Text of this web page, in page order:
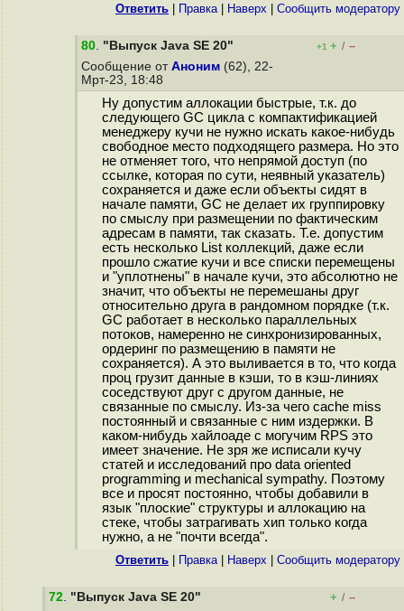
Ответить Правка| Наверх Cообщить модератору
80. "Выпуск Java SE 20" +1 + / –
Сообщение от Аноним (62), 22-
Мрт-23, 18:48
Ну допустим аллокации быстрые, т.к. до
следующего GC цикла с компактификацией
менеджеру кучи не нужно искать какое-нибудь
свободное место подходящего размера. Но это
не отменяет того, что непрямой доступ (по
ссылке, которая по сути, неявный указатель)
сохраняется и даже если объекты сидят в
начале памяти, GC не делает их группировку
по смыслу при размещении по фактическим
адресам в памяти, так сказать. Т.е. допустим
есть несколько List коллекций, даже если
прошло сжатие кучи и все списки перемещены
и "уплотнены" в начале кучи, это абсолютно не
значит, что объекты не перемешаны друг
относительно друга в рандомном порядке (т.к.
GC работает в несколько параллельных
потоков, намеренно не синхронизированных,
ордеринг по размещению в памяти не
сохраняется). А это выливается в то, что когда
проц грузит данные в кэши, то в кэш-линиях
соседствуют друг с другом данные, не
связанные по смыслу. Из-за чего cache miss
постоянный и связанные с ним издержки. В
каком-нибудь хайлоаде с могучим RPS это
имеет значение. Не зря же исписали кучу
статей и исследований про data oriented
programming и mechanical sympathy. Поэтому
все и просят постоянно, чтобы добавили в
язык "плоские" структуры и аллокацию на
стеке, чтобы затрагивать хип только когда
нужно, а не "почти всегда".
Ответить Правка| Наверх Cообщить модератору
72. "Выпуск Java SE 20" + / –